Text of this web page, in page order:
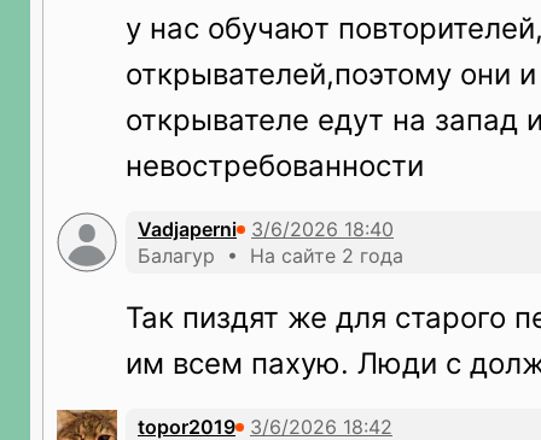
у нас обучают
открывателей,поэтому они
открывателе едут на запад
невостребованности
Vadjaperni
Балагур • На сайте 2 года
Так пиздят же для старого
им всем пахую. Люди с
topor2019